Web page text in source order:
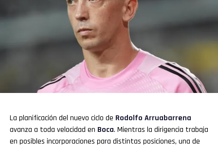
La planificación del nuevo ciclo de Rodolfo Arruabarrena
avanza a toda velocidad en Boca. Mientras la dirigencia trabaja
en posibles incorporaciones para distintas posiciones, una de
Pinterest
Whatsapp
Email